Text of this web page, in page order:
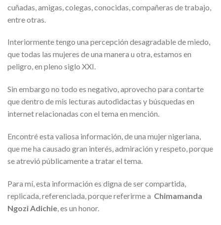
cuñadas, amigas, colegas, conocidas, compañeras de trabajo,
entre otras.
Interiormente tengo una percepción desagradable de miedo,
que todas las mujeres de una manera u otra, estamos en
peligro, en pleno siglo XXI.
Sin embargo no todo es negativo, aprovecho para contarte
que dentro de mis lecturas autodidactas y búsquedas en
internet relacionadas con el tema en mención.
Encontré esta valiosa información, de una mujer nigeriana,
que me ha causado gran interés, admiración y respeto, porque
se atrevió públicamente a tratar el tema.
Para mí, esta información es digna de ser compartida,
replicada, referenciada, porque referirme a Chimamanda
Ngozi Adichie , es un honor.